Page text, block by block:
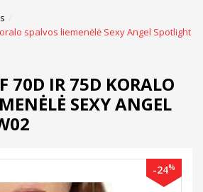
spalvos liemenėlė Sexy Angel Spotlight
70D IR 75D KORALO
SEXY ANGEL
-24%